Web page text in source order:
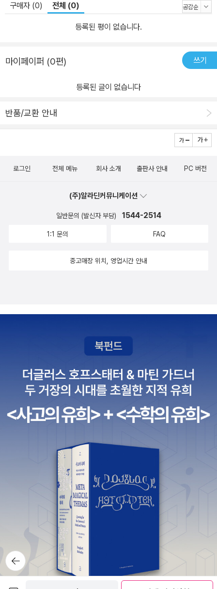
구매자 (0) 전체 (0)
등록된 평이 없습니다.
마이페이퍼 (0편) 쓰기
등록된 글이 없습니다
반품/교환 안내
뒤로가
기
로그인 전체 메뉴 회사 소개 출판사 안내 PC 버전
(주)알라딘커뮤니케이션
일반문의 (발신자 부담) 1544-2514
1:1 문의 FAQ
중고매장 위치, 영업시간 안내